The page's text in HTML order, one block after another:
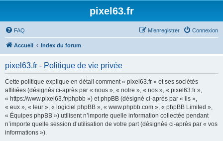
pixel63.fr
FAQ Connexion
M’enregistrer
Accueil Index du forum
pixel63.fr - Politique de vie privée
Cette politique explique en détail comment « pixel63.fr » et ses sociétés
affiliées (désignés ci-après par « nous », « notre », « nos », « pixel63.fr »,
« https://www.pixel63.fr/phpbb ») et phpBB (désigné ci-après par « ils »,
« eux », « leur », « logiciel phpBB », « www.phpbb.com », « phpBB Limited »,
« Équipes phpBB ») utilisent n’importe quelle information collectée pendant
n’importe quelle session d’utilisation de votre part (désignée ci-après par « vos
informations »).